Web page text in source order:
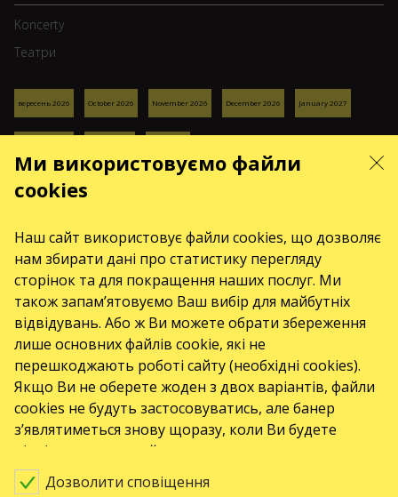
Ми використовуємо файли
cookies
Наш сайт використовує файли cookies, що дозволяє
нам збирати дані про статистику перегляду
сторінок та для покращення наших послуг. Ми
також запам’ятовуємо Ваш вибір для майбутніх
відвідувань. Або ж Ви можете обрати збереження
лише основних файлів cookie, які не
перешкоджають роботі сайту (необхідні cookies).
Якщо Ви не оберете жоден з двох варіантів, файли
cookies не будуть застосовуватись, але банер
з’являтиметься знову щоразу, коли Ви будете
відвідувати наш сайт.
Дозволити сповіщення
Koncerty
Театри
вересень 2026 October 2026 November 2026 December 2026 January 2027
СЕРВІСИ
Доставка та оплата
Карта сайту
ПРО НАС
front.news.title
Організатори
Логотипи
Хто ми є
Політика закупівель